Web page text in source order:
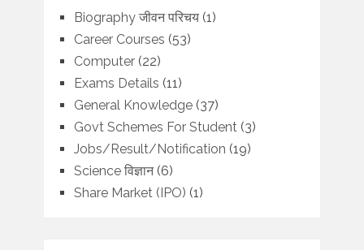
Biography जीवन परिचय(1)
Career Courses (53)
Computer(22)
Exams Details (11)
General Knowledge(37)
Govt Schemes For Student (3)
Jobs/Result/Notification (19)
Science विज्ञान(6)
Share Market (IPO) (1)